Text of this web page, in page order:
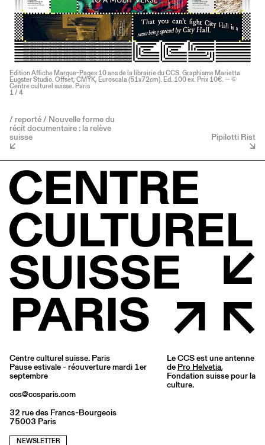
Edition Affiche Marque-Pages 10 ans de la librairie du CCS. Graphisme Marietta
Eugster Studio. Offset, CMYK, Euroscala (51x72cm). Ed. 100 ex. Prix 10€. — ©
Centre culturel suisse. Paris
1 / 4
/ reporté / Nouvelle forme du
récit documentaire : la relève
suisse Pipilotti Rist
Centre culturel suisse. Paris
Pause estivale - réouverture mardi 1er
septembre
ccs@ccsparis.com
32 rue des Francs-Bourgeois
75003 Paris
NEWSLETTER
Le CCS est une antenne
de Pro Helvetia,
Fondation suisse pour la
culture.